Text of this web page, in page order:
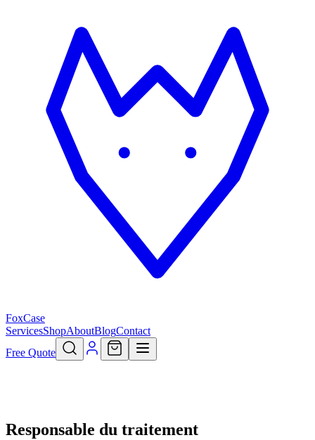
FoxCase
ServicesShopAboutBlogContact
Free Quote
Responsable du traitement